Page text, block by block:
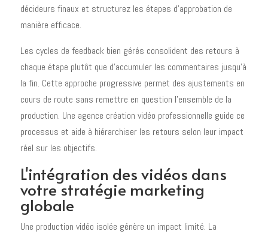
décideurs finaux et structurez les étapes d'approbation de
manière efficace.
Les cycles de feedback bien gérés consolident des retours à
chaque étape plutôt que d'accumuler les commentaires jusqu'à
la fin. Cette approche progressive permet des ajustements en
cours de route sans remettre en question l'ensemble de la
production. Une agence création vidéo professionnelle guide ce
processus et aide à hiérarchiser les retours selon leur impact
réel sur les objectifs.
L'intégration des vidéos dans
votre stratégie marketing
globale
Une production vidéo isolée génère un impact limité. La